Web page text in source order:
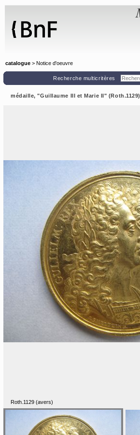
catalogue > Notice d'oeuvre
Recherche multicritères
médaille, "Guillaume III et Marie II" (Roth.1129)
Roth.1129 (avers)